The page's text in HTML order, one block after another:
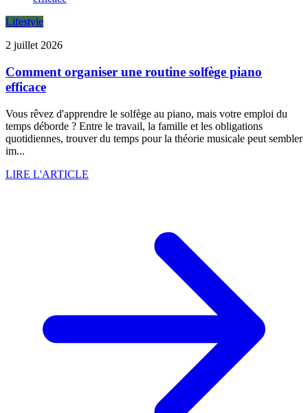
Lifestyle
2 juillet 2026
Comment organiser une routine solfège piano
efficace
Vous rêvez d'apprendre le solfège au piano, mais votre emploi du
temps déborde ? Entre le travail, la famille et les obligations
quotidiennes, trouver du temps pour la théorie musicale peut sembler
im...
LIRE L'ARTICLE